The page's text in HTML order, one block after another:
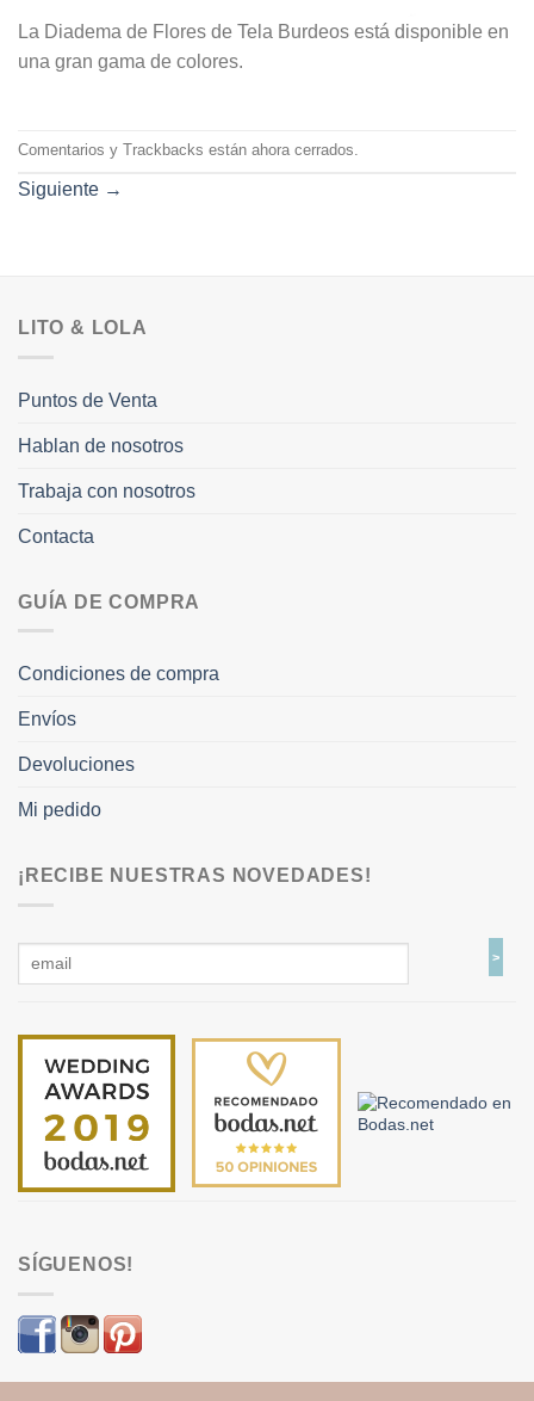
La Diadema de Flores de Tela Burdeos está disponible en
una gran gama de colores.
Comentarios y Trackbacks están ahora cerrados.
Siguiente →
LITO & LOLA
Puntos de Venta
Hablan de nosotros
Trabaja con nosotros
Contacta
GUÍA DE COMPRA
Condiciones de compra
Envíos
Devoluciones
Mi pedido
¡RECIBE NUESTRAS NOVEDADES!
SÍGUENOS!